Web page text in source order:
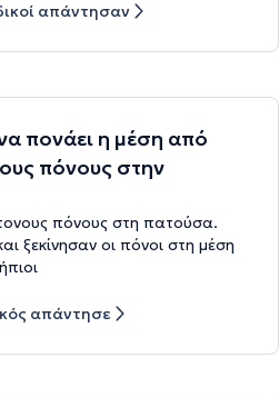
απάντησαν
πονάει η μέση από
πόνους στην
πόνους στη πατούσα.
ξεκίνησαν οι πόνοι στη μέση
απάντησε